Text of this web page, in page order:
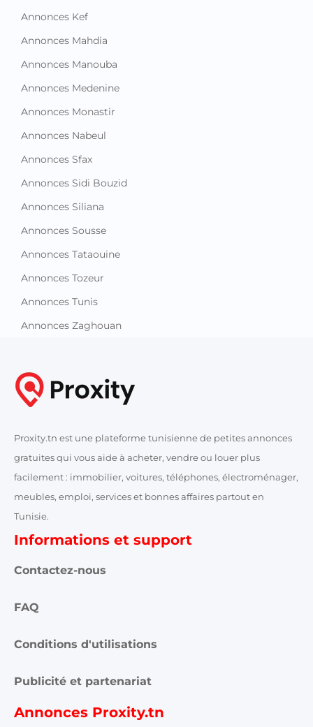
Annonces Kef
Annonces Mahdia
Annonces Manouba
Annonces Medenine
Annonces Monastir
Annonces Nabeul
Annonces Sfax
Annonces Sidi Bouzid
Annonces Siliana
Annonces Sousse
Annonces Tataouine
Annonces Tozeur
Annonces Tunis
Annonces Zaghouan
Proxity.tn est une plateforme tunisienne de petites annonces
gratuites qui vous aide à acheter, vendre ou louer plus
facilement : immobilier, voitures, téléphones, électroménager,
meubles, emploi, services et bonnes affaires partout en
Tunisie.
Informations et support
Contactez-nous
FAQ
Conditions d'utilisations
Publicité et partenariat
Annonces Proxity.tn